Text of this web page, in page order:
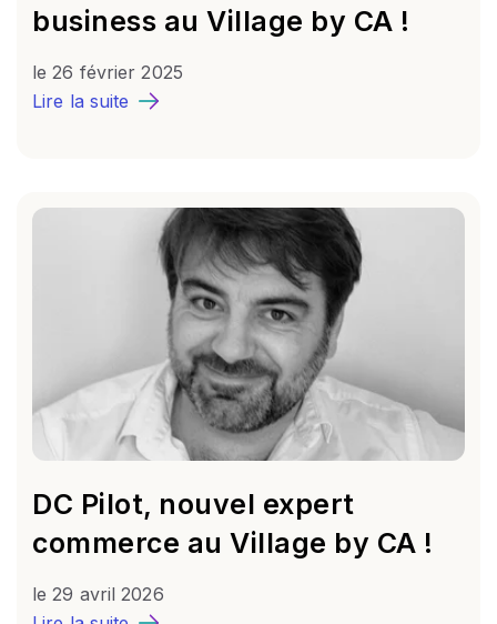
business au Village by CA !
le 26 février 2025
Lire la suite
DC Pilot, nouvel expert
commerce au Village by CA !
le 29 avril 2026